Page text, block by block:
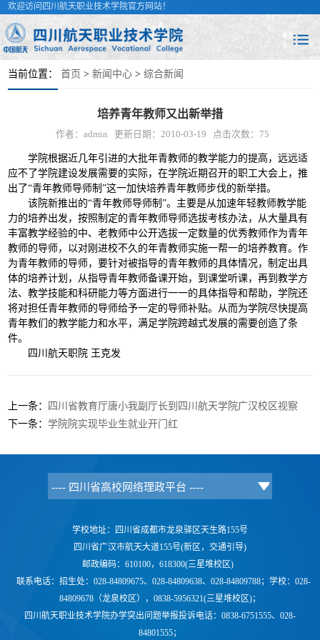
欢迎访问四川航天职业技术学院官方网站！
当前位置： 首页 >新闻中心 >综合新闻
培养青年教师又出新举措
作者：admin 更新日期：2010-03-19 点击次数： 75
学院根据近几年引进的大批年青教师的教学能力的提高，远远适
应不了学院建设发展需要的实际，在学院近期召开的职工大会上，推
出了“青年教师导师制”这一加快培养青年教师步伐的新举措。
该院新推出的“青年教师导师制”。主要是从加速年轻教师教学能
力的培养出发，按照制定的青年教师导师选拔考核办法，从大量具有
丰富教学经验的中、老教师中公开选拔一定数量的优秀教师作为青年
教师的导师，以对刚进校不久的年青教师实施一帮一的培养教育。作
为青年教师的导师，要针对被指导的青年教师的具体情况，制定出具
体的培养计划，从指导青年教师备课开始，到课堂听课，再到教学方
法、教学技能和科研能力等方面进行一一的具体指导和帮助，学院还
将对担任青年教师的导师给予一定的导师补贴。从而为学院尽快提高
青年教们的教学能力和水平，满足学院跨越式发展的需要创造了条
件。
四川航天职院 王克发
上一条：
四川省教育厅唐小我副厅长到四川航天学院广汉校区视察
下一条：学院院实现毕业生就业开门红
学校地址：四川省成都市龙泉驿区天生路155号
四川省广汉市航天大道155号(新区，交通引导)
邮政编码：610100，618300(三星堆校区)
联系电话： 招生处：028-84809675、028-84809638、028-84809788；学校： 028-
84809678（龙泉校区），0838-5956321(三星堆校区)；
四川航天职业技术学院办学突出问题举报投诉电话：0838-6751555、028-
84801555；